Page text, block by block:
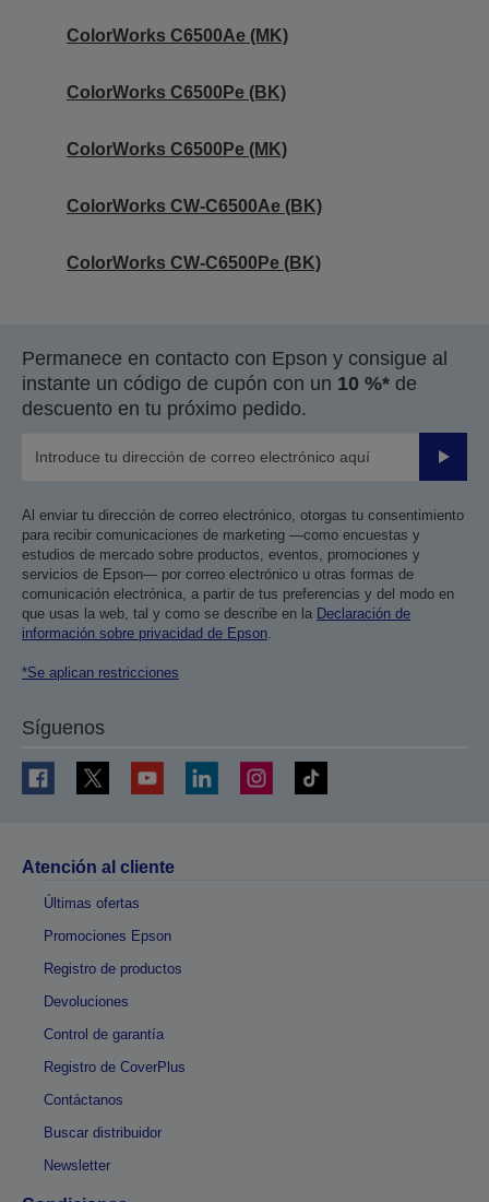
ColorWorks C6500Ae (MK)
ColorWorks C6500Pe (BK)
ColorWorks C6500Pe (MK)
ColorWorks CW-C6500Ae (BK)
ColorWorks CW-C6500Pe (BK)
Permanece en contacto con Epson y consigue al
instante un código de cupón con un 10 %* de
descuento en tu próximo pedido.
Enviar
Al enviar tu dirección de correo electrónico, otorgas tu consentimiento
para recibir comunicaciones de marketing —como encuestas y
estudios de mercado sobre productos, eventos, promociones y
servicios de Epson— por correo electrónico u otras formas de
comunicación electrónica, a partir de tus preferencias y del modo en
que usas la web, tal y como se describe en la Declaración de
información sobre privacidad de Epson.
*Se aplican restricciones
Síguenos
Atención al cliente
Últimas ofertas
Promociones Epson
Registro de productos
Devoluciones
Control de garantía
Registro de CoverPlus
Contáctanos
Buscar distribuidor
Newsletter